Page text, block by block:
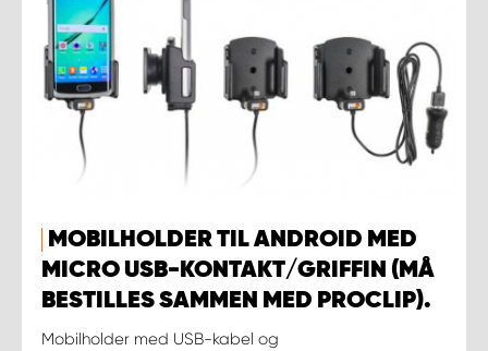
MOBILHOLDER TIL ANDROID MED
MICRO USB-KONTAKT/GRIFFIN (MÅ
BESTILLES SAMMEN MED PROCLIP).
Mobilholder med USB-kabel og